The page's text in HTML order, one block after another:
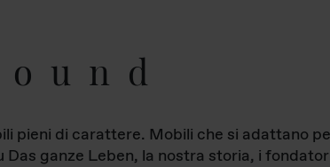
pieni di carattere. Mobili che si adattano
ganze Leben, la nostra storia, i